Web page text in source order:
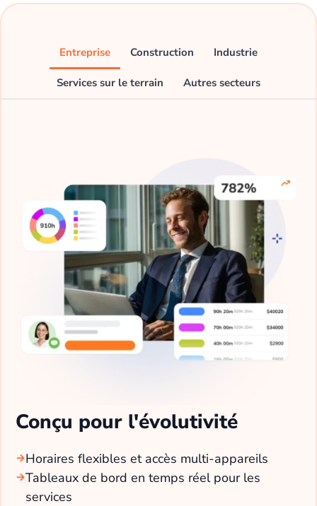
Entreprise Construction Industrie
Services sur le terrain Autres secteurs
Conçu pour l'évolutivité
Horaires flexibles et accès multi-appareils
Tableaux de bord en temps réel pour les
services